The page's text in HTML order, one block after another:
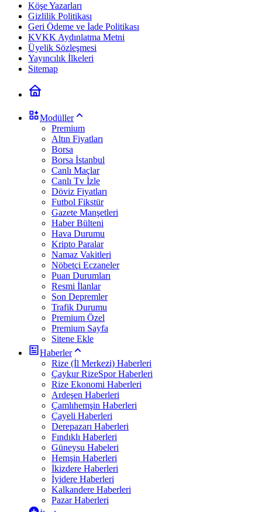
Köşe Yazarları
Gizlilik Politikası
Geri Ödeme ve İade Politikası
KVKK Aydınlatma Metni
Üyelik Sözleşmesi
Yayıncılık İlkeleri
Sitemap
Modüller
Premium
Altın Fiyatları
Borsa
Borsa İstanbul
Canlı Maçlar
Canlı Tv İzle
Döviz Fiyatları
Futbol Fikstür
Gazete Manşetleri
Haber Bülteni
Hava Durumu
Kripto Paralar
Namaz Vakitleri
Nöbetçi Eczaneler
Puan Durumları
Resmi İlanlar
Son Depremler
Trafik Durumu
Premium Özel
Premium Sayfa
Sitene Ekle
Haberler
Rize (İl Merkezi) Haberleri
Çaykur RizeSpor Haberleri
Rize Ekonomi Haberleri
Ardeşen Haberleri
Çamlıhemşin Haberleri
Çayeli Haberleri
Derepazarı Haberleri
Fındıklı Haberleri
Güneysu Habeleri
Hemşin Haberleri
İkizdere Haberleri
İyidere Haberleri
Kalkandere Haberleri
Pazar Haberleri